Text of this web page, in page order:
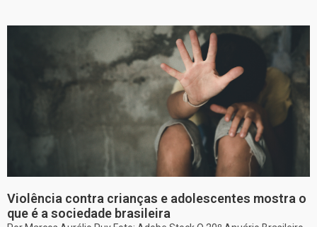
Violência contra crianças e adolescentes mostra o
que é a sociedade brasileira